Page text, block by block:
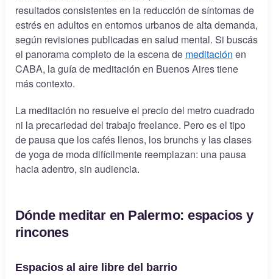
resultados consistentes en la reducción de síntomas de
estrés en adultos en entornos urbanos de alta demanda,
según revisiones publicadas en salud mental. Si buscás
el panorama completo de la escena de meditación en
CABA, la guía de meditación en Buenos Aires tiene
más contexto.
La meditación no resuelve el precio del metro cuadrado
ni la precariedad del trabajo freelance. Pero es el tipo
de pausa que los cafés llenos, los brunchs y las clases
de yoga de moda difícilmente reemplazan: una pausa
hacia adentro, sin audiencia.
Dónde meditar en Palermo: espacios y
rincones
Espacios al aire libre del barrio